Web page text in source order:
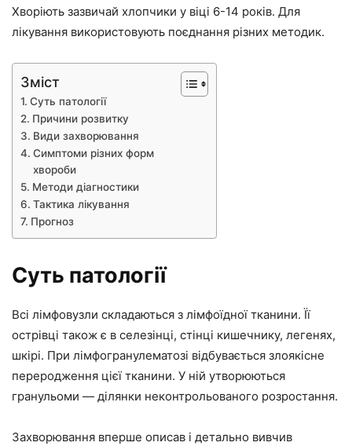
Хворіють зазвичай хлопчики у віці 6-14 років. Для
лікування використовують поєднання різних методик.
Зміст
Суть патології
Причини розвитку
Види захворювання
Симптоми різних форм
хвороби
Методи діагностики
Тактика лікування
Прогноз
Суть патології
Всі лімфовузли складаються з лімфоїдної тканини. Її
острівці також є в селезінці, стінці кишечнику, легенях,
шкірі. При лімфогранулематозі відбувається злоякісне
переродження цієї тканини. У ній утворюються
гранульоми — ділянки неконтрольованого розростання.
Захворювання вперше описав і детально вивчив